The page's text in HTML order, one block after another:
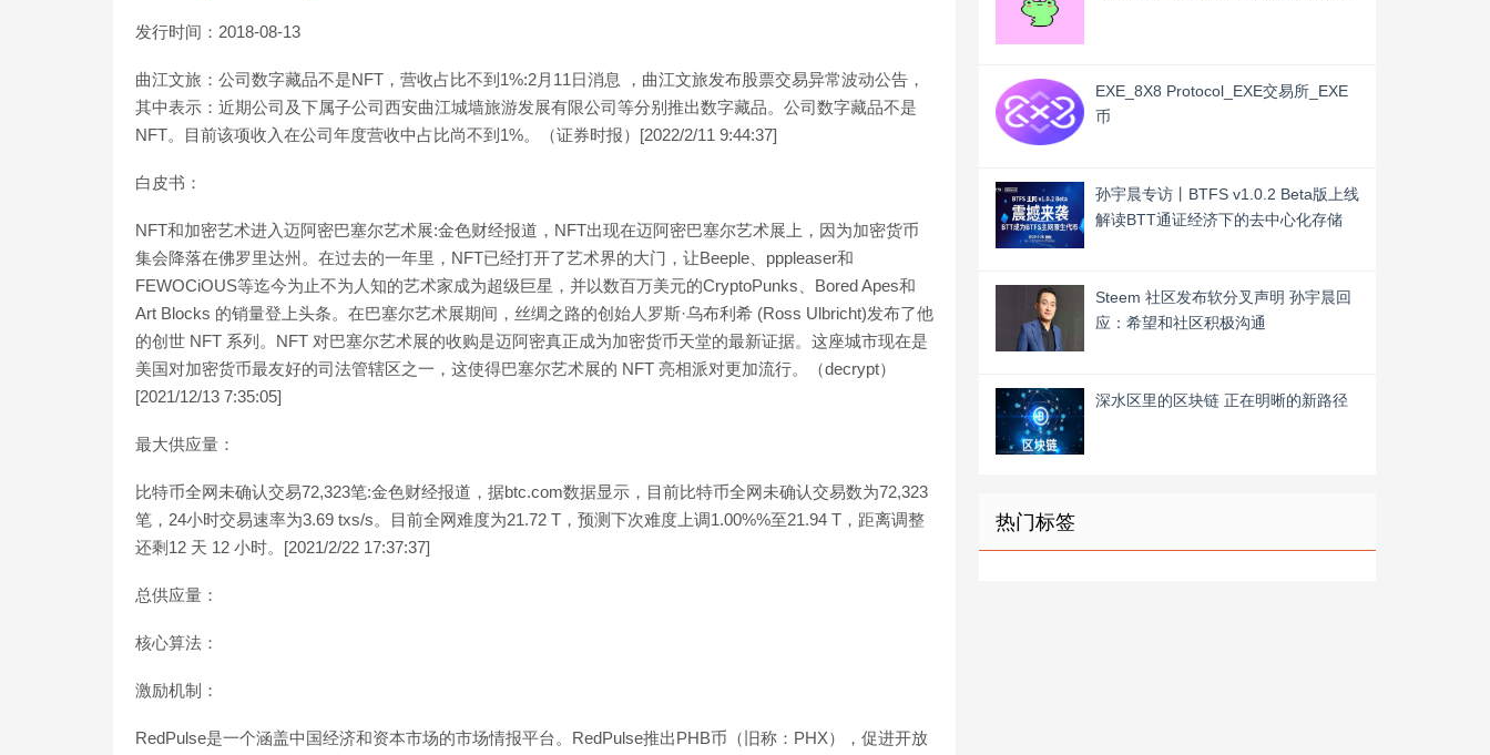
发行时间：2018-08-13
曲江文旅：公司数字藏品不是NFT，营收占比不到1%:2月11日消息 ，曲江文旅发布股票交易异常波动公告，
其中表示：近期公司及下属子公司西安曲江城墙旅游发展有限公司等分别推出数字藏品。公司数字藏品不是
NFT。目前该项收入在公司年度营收中占比尚不到1%。（证券时报）[2022/2/11 9:44:37]
白皮书：
NFT和加密艺术进入迈阿密巴塞尔艺术展:金色财经报道，NFT出现在迈阿密巴塞尔艺术展上，因为加密货币
集会降落在佛罗里达州。在过去的一年里，NFT已经打开了艺术界的大门，让Beeple、pppleaser和
FEWOCiOUS等迄今为止不为人知的艺术家成为超级巨星，并以数百万美元的CryptoPunks、Bored Apes和
Art Blocks 的销量登上头条。在巴塞尔艺术展期间，丝绸之路的创始人罗斯·乌布利希 (Ross Ulbricht)发布了他
的创世 NFT 系列。NFT 对巴塞尔艺术展的收购是迈阿密真正成为加密货币天堂的最新证据。这座城市现在是
美国对加密货币最友好的司法管辖区之一，这使得巴塞尔艺术展的 NFT 亮相派对更加流行。（decrypt）
[2021/12/13 7:35:05]
最大供应量：
比特币全网未确认交易72,323笔:金色财经报道，据btc.com数据显示，目前比特币全网未确认交易数为72,323
笔，24小时交易速率为3.69 txs/s。目前全网难度为21.72 T，预测下次难度上调1.00%%至21.94 T，距离调整
还剩12 天 12 小时。[2021/2/22 17:37:37]
总供应量：
核心算法：
激励机制：
RedPulse是一个涵盖中国经济和资本市场的市场情报平台。RedPulse推出PHB币（旧称：PHX），促进开放
EXE_8X8 Protocol_EXE交易所_EXE
币
孙宇晨专访丨BTFS v1.0.2 Beta版上线
解读BTT通证经济下的去中心化存储
Steem 社区发布软分叉声明 孙宇晨回
应：希望和社区积极沟通
深水区里的区块链 正在明晰的新路径
热门标签